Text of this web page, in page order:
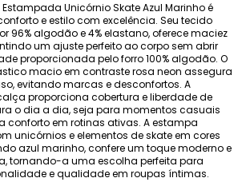
Unicórnio Skate Azul Marinho é
e estilo com excelência. Seu tecido
96% algodão e 4% elastano, oferece maciez
um ajuste perfeito ao corpo sem abrir
proporcionada pelo forro 100% algodão. O
macio em contraste rosa neon assegura
evitando marcas e desconfortos. A
proporciona cobertura e liberdade de
o dia a dia, seja para momentos casuais
conforto em rotinas ativas. A estampa
unicórnios e elementos de skate em cores
azul marinho, confere um toque moderno e
tornando-a uma escolha perfeita para
e qualidade em roupas íntimas.